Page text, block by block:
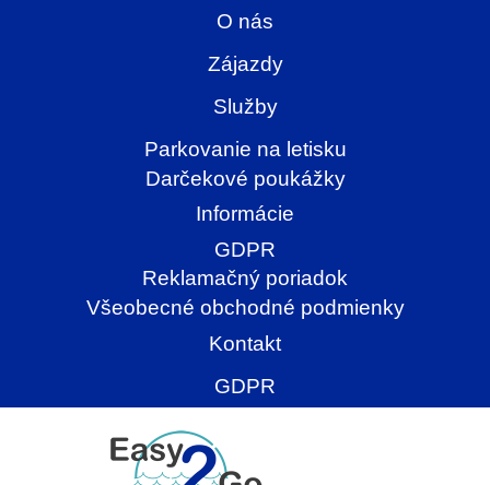
O nás
Zájazdy
Služby
Parkovanie na letisku
Darčekové poukážky
Informácie
GDPR
Reklamačný poriadok
Všeobecné obchodné podmienky
Kontakt
GDPR